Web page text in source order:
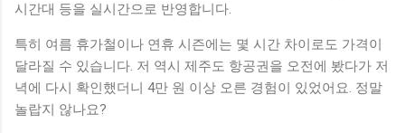
시간대 등을 실시간으로 반영합니다.
특히 여름 휴가철이나 연휴 시즌에는 몇 시간 차이로도 가격이
달라질 수 있습니다. 저 역시 제주도 항공권을 오전에 봤다가 저
녁에 다시 확인했더니 4만 원 이상 오른 경험이 있었어요. 정말
놀랍지 않나요?